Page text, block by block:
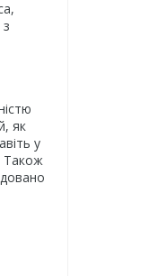
як
у
Також